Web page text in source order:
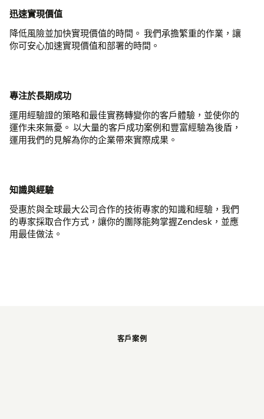
迅速實現價值
降低風險並加快實現價值的時間。 我們承擔繁重的作業，讓
你可安心加速實現價值和部署的時間。
專注於長期成功
運用經驗證的策略和最佳實務轉變你的客戶體驗，並使你的
運作未來無憂。 以大量的客戶成功案例和豐富經驗為後盾，
運用我們的見解為你的企業帶來實際成果。
知識與經驗
受惠於與全球最大公司合作的技術專家的知識和經驗，我們
的專家採取合作方式，讓你的團隊能夠掌握Zendesk，並應
用最佳做法。
客戶案例